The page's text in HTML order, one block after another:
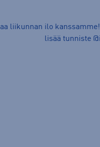
liikunnan ilo
lisää tunniste